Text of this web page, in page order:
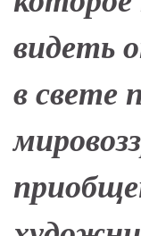
видеть
в свете